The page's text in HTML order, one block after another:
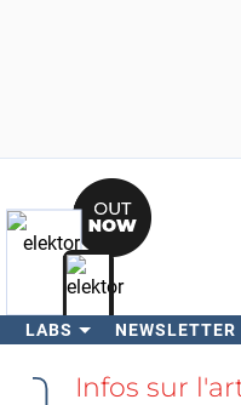
LABS NEWSLETTER
RechercherInfos sur